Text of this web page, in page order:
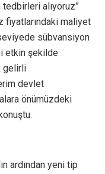
alıyoruz”
fiyatlarındaki maliyet
sübvansiyon
etkin şekilde
gelirli
devlet
önümüzdeki
ardından yeni tip